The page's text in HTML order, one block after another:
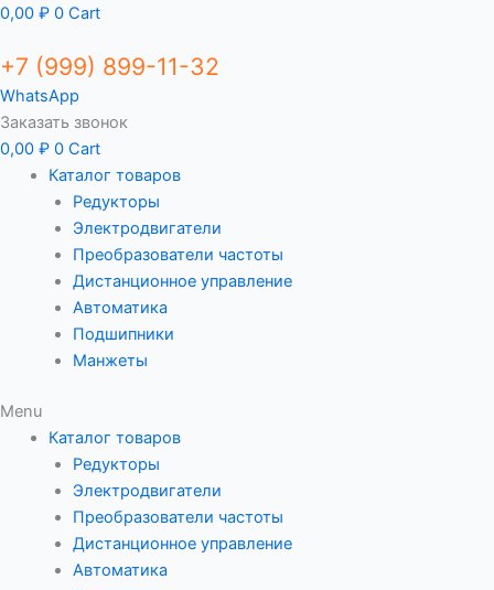
0,00 ₽ 0 Cart
+7 (999) 899-11-32
WhatsApp
Заказать звонок
0,00 ₽ 0 Cart
Каталог товаров
Редукторы
Электродвигатели
Преобразователи частоты
Дистанционное управление
Автоматика
Подшипники
Манжеты
Menu
Каталог товаров
Редукторы
Электродвигатели
Преобразователи частоты
Дистанционное управление
Автоматика